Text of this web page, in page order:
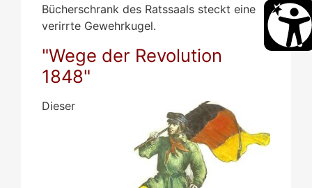
Bücherschrank des Ratssaals steckt eine
verirrte Gewehrkugel.
"Wege der Revolution
1848"
Dieser